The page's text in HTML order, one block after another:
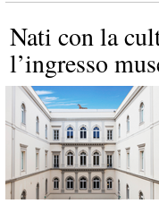
Nati con la
l’ingresso